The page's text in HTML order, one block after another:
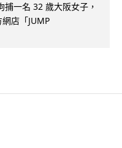
一名 32 歲大阪女子，
店「JUMP